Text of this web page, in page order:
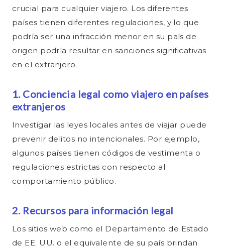
crucial para cualquier viajero. Los diferentes
países tienen diferentes regulaciones, y lo que
podría ser una infracción menor en su país de
origen podría resultar en sanciones significativas
en el extranjero.
1. Conciencia legal como viajero en países
extranjeros
Investigar las leyes locales antes de viajar puede
prevenir delitos no intencionales. Por ejemplo,
algunos países tienen códigos de vestimenta o
regulaciones estrictas con respecto al
comportamiento público.
2. Recursos para información legal
Los sitios web como el Departamento de Estado
de EE. UU. o el equivalente de su país brindan